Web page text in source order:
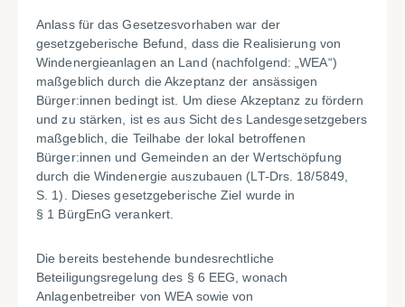
Anlass für das Gesetzesvorhaben war der
gesetzgeberische Befund, dass die Realisierung von
Windenergieanlagen an Land (nachfolgend: „WEA“)
maßgeblich durch die Akzeptanz der ansässigen
Bürger:innen bedingt ist. Um diese Akzeptanz zu fördern
und zu stärken, ist es aus Sicht des Landesgesetzgebers
maßgeblich, die Teilhabe der lokal betroffenen
Bürger:innen und Gemeinden an der Wertschöpfung
durch die Windenergie auszubauen (LT-Drs. 18/5849,
S. 1). Dieses gesetzgeberische Ziel wurde in
§ 1 BürgEnG verankert.
Die bereits bestehende bundesrechtliche
Beteiligungsregelung des § 6 EEG, wonach
Anlagenbetreiber von WEA sowie von